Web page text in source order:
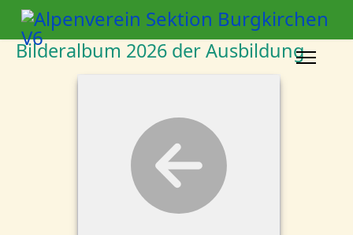
Bilderalbum 2026 der Ausbildung